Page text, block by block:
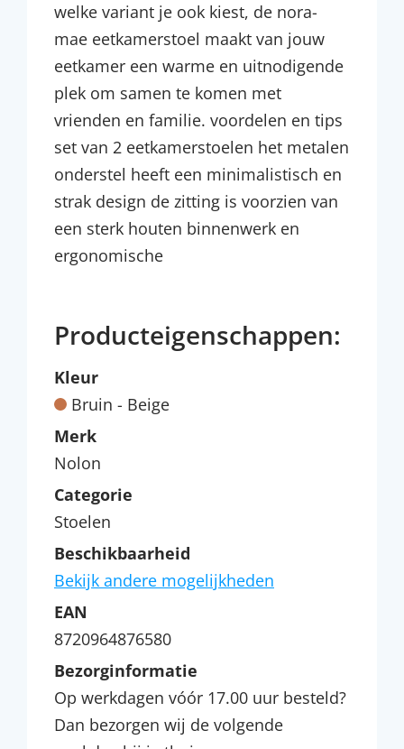
welke variant je ook kiest, de nora-
mae eetkamerstoel maakt van jouw
eetkamer een warme en uitnodigende
plek om samen te komen met
vrienden en familie. voordelen en tips
set van 2 eetkamerstoelen het metalen
onderstel heeft een minimalistisch en
strak design de zitting is voorzien van
een sterk houten binnenwerk en
ergonomische
Producteigenschappen:
Kleur
Bruin - Beige
Merk
Nolon
Categorie
Stoelen
Beschikbaarheid
Bekijk andere mogelijkheden
EAN
8720964876580
Bezorginformatie
Op werkdagen vóór 17.00 uur besteld?
Dan bezorgen wij de volgende